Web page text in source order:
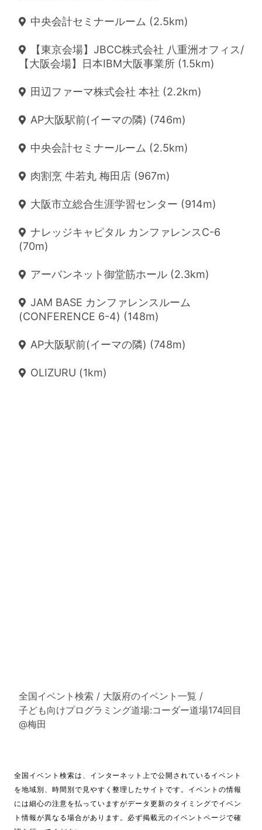
中央会計セミナールーム (2.5km)
【東京会場】JBCC株式会社 八重洲オフィス/
【大阪会場】日本IBM大阪事業所 (1.5km)
田辺ファーマ株式会社 本社 (2.2km)
AP大阪駅前(イーマの隣) (746m)
中央会計セミナールーム (2.5km)
肉割烹 牛若丸 梅田店 (967m)
大阪市立総合生涯学習センター (914m)
ナレッジキャピタル カンファレンスC-6
(70m)
アーバンネット御堂筋ホール (2.3km)
JAM BASE カンファレンスルーム
(CONFERENCE 6-4) (148m)
AP大阪駅前(イーマの隣) (748m)
OLIZURU (1km)
全国イベント検索 / 大阪府のイベント一覧 /
子ども向けプログラミング道場:コーダー道場174回目
@梅田
全国イベント検索は、インターネット上で公開されているイベント
を地域別、時間別で見やすく整理したサイトです。イベントの情報
には細心の注意を払っていますがデータ更新のタイミングでイベン
ト情報が異なる場合があります。必ず掲載元のイベントページで確